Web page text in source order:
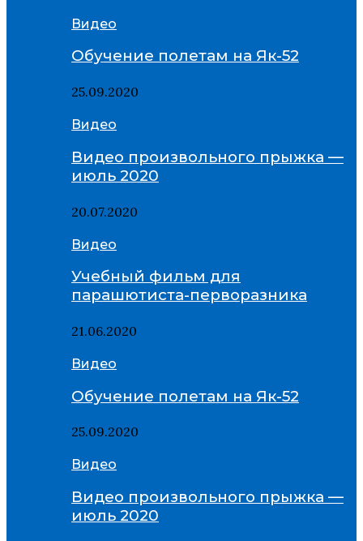
Видео
Обучение полетам на Як-52
25.09.2020
Видео
Видео произвольного прыжка —
июль 2020
20.07.2020
Видео
Учебный фильм для
парашютиста-перворазника
21.06.2020
Видео
Обучение полетам на Як-52
25.09.2020
Видео
Видео произвольного прыжка —
июль 2020